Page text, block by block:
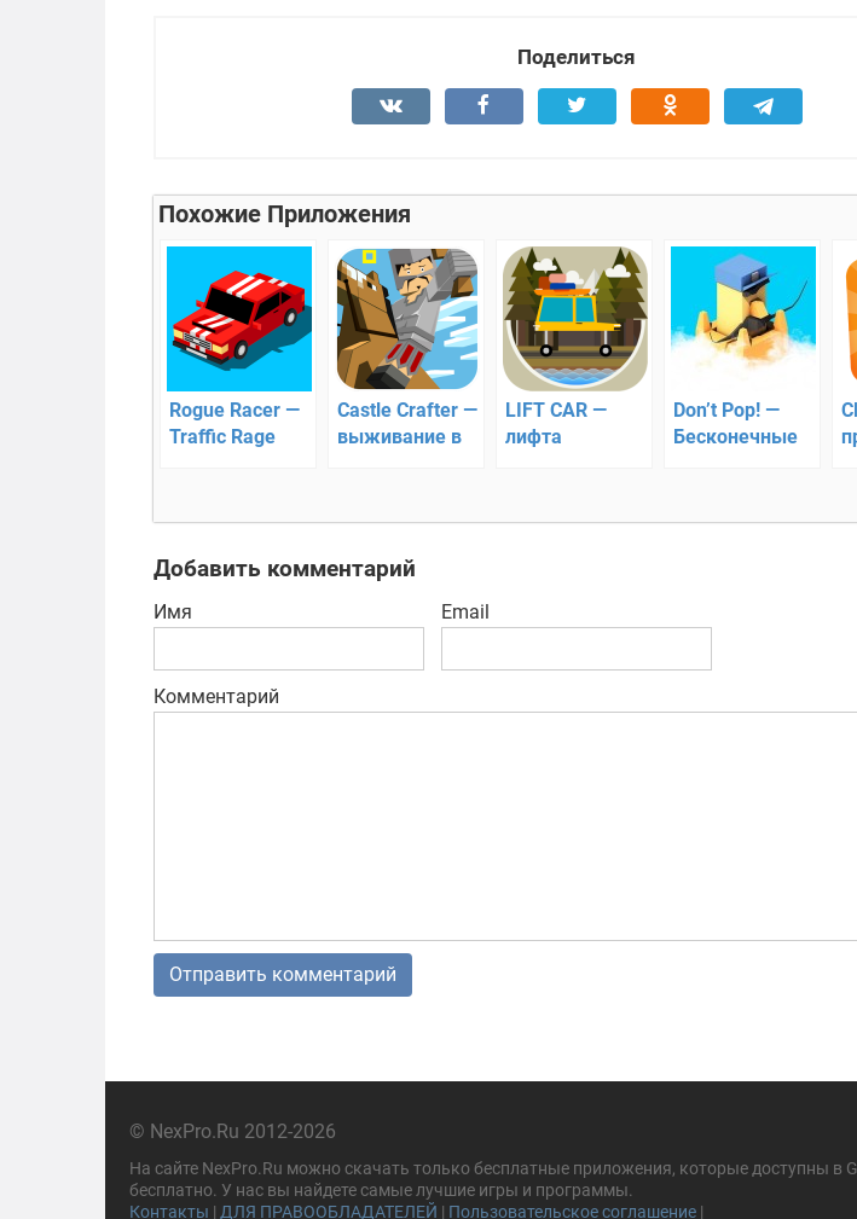
Поделиться
Похожие Приложения
Rogue Racer —
Traffic Rage
смартфона
Castle Crafter —
выживание в
LIFT CAR —
лифта
Don’t Pop! —
Бесконечные
Добавить комментарий
Имя Email
Комментарий
© NexPro.Ru 2012-2026
На сайте NexPro.Ru можно скачать только бесплатные приложения, которые доступны в
бесплатно. У нас вы найдете самые лучшие игры и программы.
Контакты | ДЛЯ ПРАВООБЛАДАТЕЛЕЙ | Пользовательское соглашение |